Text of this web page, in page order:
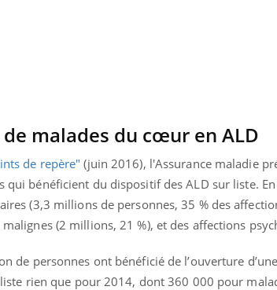
malades du cœur en ALD
de repère" (juin 2016), l'Assurance maladie
qui bénéficient du dispositif des ALD sur liste.
(3,3 millions de personnes, 35 % des
(2 millions, 21 %), et des affections
de personnes ont bénéficié de l’ouverture
liste rien que pour 2014, dont 360 000 pour